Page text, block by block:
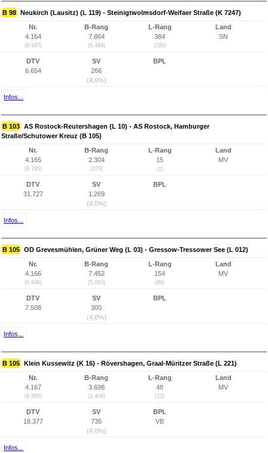
B 98 Neukirch (Lausitz) (L 119) - Steinigtwolmsdorf-Weifaer Straße (K 7247)
Nr.
4.164
(8.647)
B-Rang
7.864
(5.468)
L-Rang
384
(292)
Land
SN
DTV
6.654
SV
266
(4,0%)
BPL
Infos...
B 103 AS Rostock-Reutershagen (L 10) - AS Rostock, Hamburger
Straße/Schutower Kreuz (B 105)
Nr.
4.165
(8.795)
B-Rang
2.304
(379)
L-Rang
15
(1)
Land
MV
DTV
31.727
SV
1.269
(4,0%)
BPL
Infos...
B 105 OD Grevesmühlen, Grüner Weg (L 03) - Gressow-Tressower See (L 012)
Nr.
4.166
(8.846)
B-Rang
7.452
(5.063)
L-Rang
154
(89)
Land
MV
DTV
7.508
SV
300
(4,0%)
BPL
Infos...
B 105 Klein Kussewitz (K 16) - Rövershagen, Graal-Müritzer Straße (L 221)
Nr.
4.167
(8.860)
B-Rang
3.698
(1.408)
L-Rang
48
(13)
Land
MV
DTV
18.377
SV
735
(4,0%)
BPL
VB
Infos...